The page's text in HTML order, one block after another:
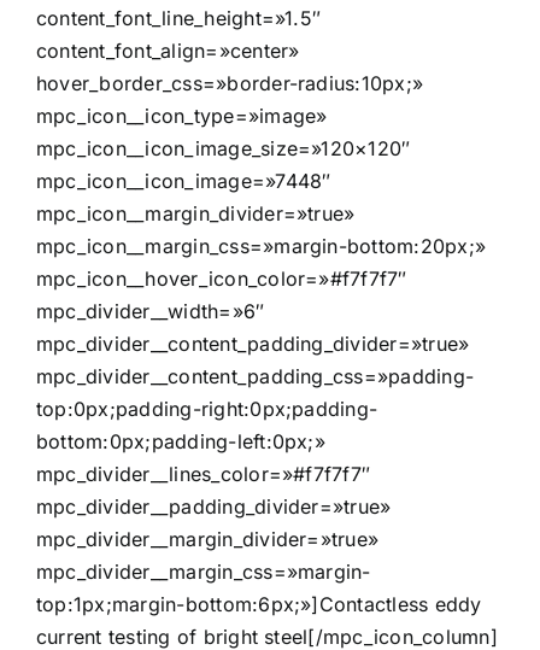
content_font_line_height=»1.5″
content_font_align=»center»
hover_border_css=»border-radius:10px;»
mpc_icon__icon_type=»image»
mpc_icon__icon_image_size=»120×120″
mpc_icon__icon_image=»7448″
mpc_icon__margin_divider=»true»
mpc_icon__margin_css=»margin-bottom:20px;»
mpc_icon__hover_icon_color=»#f7f7f7″
mpc_divider__width=»6″
mpc_divider__content_padding_divider=»true»
mpc_divider__content_padding_css=»padding-
top:0px;padding-right:0px;padding-
bottom:0px;padding-left:0px;»
mpc_divider__lines_color=»#f7f7f7″
mpc_divider__padding_divider=»true»
mpc_divider__margin_divider=»true»
mpc_divider__margin_css=»margin-
top:1px;margin-bottom:6px;»]Contactless eddy
current testing of bright steel[/mpc_icon_column]